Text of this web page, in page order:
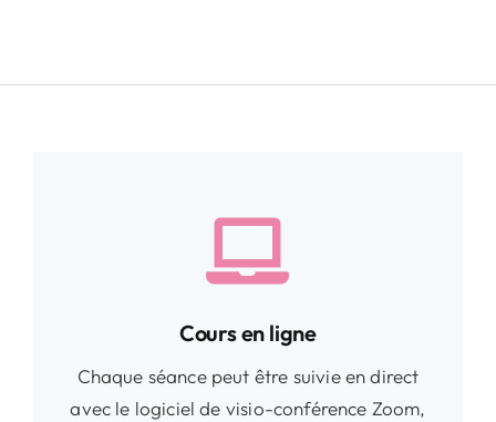
Cours en ligne
Chaque séance peut être suivie en direct
avec le logiciel de visio-conférence Zoom,